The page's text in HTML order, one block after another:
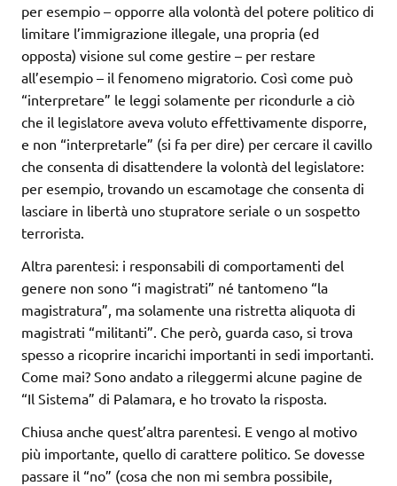
per esempio – opporre alla volontà del potere politico di
limitare l’immigrazione illegale, una propria (ed
opposta) visione sul come gestire – per restare
all’esempio – il fenomeno migratorio. Così come può
“interpretare” le leggi solamente per ricondurle a ciò
che il legislatore aveva voluto effettivamente disporre,
e non “interpretarle” (si fa per dire) per cercare il cavillo
che consenta di disattendere la volontà del legislatore:
per esempio, trovando un escamotage che consenta di
lasciare in libertà uno stupratore seriale o un sospetto
terrorista.
Altra parentesi: i responsabili di comportamenti del
genere non sono “i magistrati” né tantomeno “la
magistratura”, ma solamente una ristretta aliquota di
magistrati “militanti”. Che però, guarda caso, si trova
spesso a ricoprire incarichi importanti in sedi importanti.
Come mai? Sono andato a rileggermi alcune pagine de
“Il Sistema” di Palamara, e ho trovato la risposta.
Chiusa anche quest’altra parentesi. E vengo al motivo
più importante, quello di carattere politico. Se dovesse
passare il “no” (cosa che non mi sembra possibile,